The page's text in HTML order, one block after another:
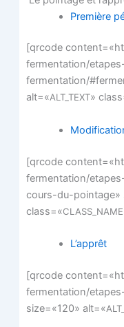
Pre­mière
[qrcode
fermentation/
fermentation/
alt=«ALT_TEXT»
[qrcode
fermentation/
cours-du-pointage»
class=«CLASS_NAME
L’apprêt
[qrcode
fermentation/
size=«120» alt=«